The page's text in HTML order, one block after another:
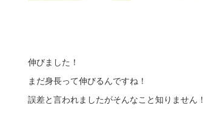
伸びました！
まだ身長って伸びるんですね！
誤差と言われましたがそんなこと知りません！